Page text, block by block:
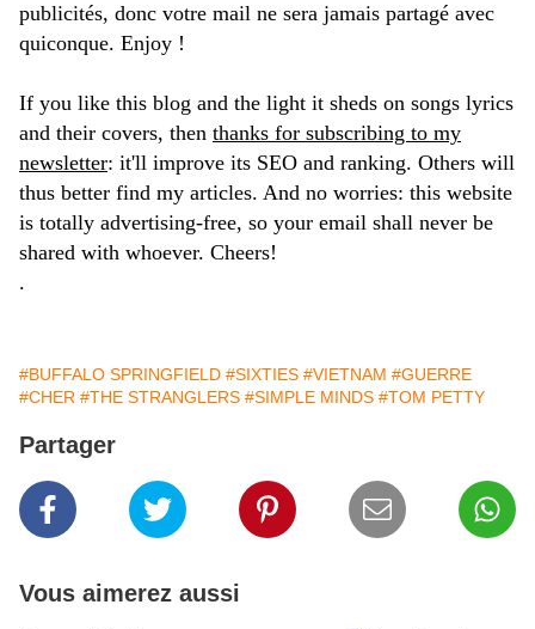
publicités, donc votre mail ne sera jamais partagé avec
quiconque. Enjoy !
If you like this blog and the light it sheds on songs lyrics
and their covers, then thanks for subscribing to my
newsletter: it'll improve its SEO and ranking. Others will
thus better find my articles. And no worries: this website
is totally advertising-free, so your email shall never be
shared with whoever. Cheers!
.
#BUFFALO SPRINGFIELD #SIXTIES #VIETNAM #GUERRE
#CHER #THE STRANGLERS #SIMPLE MINDS #TOM PETTY
Partager
Vous aimerez aussi